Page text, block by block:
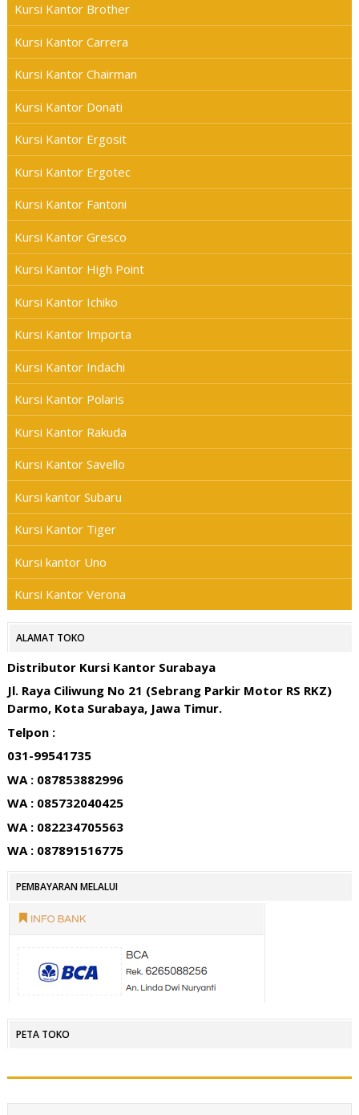
Kursi Kantor Brother
Kursi Kantor Carrera
Kursi Kantor Chairman
Kursi Kantor Donati
Kursi Kantor Ergosit
Kursi Kantor Ergotec
Kursi Kantor Fantoni
Kursi Kantor Gresco
Kursi Kantor High Point
Kursi Kantor Ichiko
Kursi Kantor Importa
Kursi Kantor Indachi
Kursi Kantor Polaris
Kursi Kantor Rakuda
Kursi Kantor Savello
Kursi kantor Subaru
Kursi Kantor Tiger
Kursi kantor Uno
Kursi Kantor Verona
ALAMAT TOKO
Distributor Kursi Kantor Surabaya
Jl. Raya Ciliwung No 21 (Sebrang Parkir Motor RS RKZ)
Darmo, Kota Surabaya, Jawa Timur.
Telpon :
031-99541735
WA : 087853882996
WA : 085732040425
WA : 082234705563
WA : 087891516775
PEMBAYARAN MELALUI
PETA TOKO